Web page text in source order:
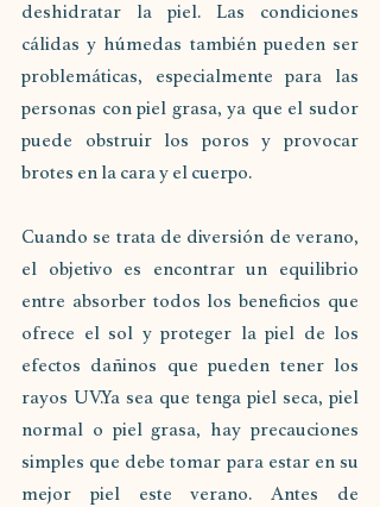
deshidratar la piel. Las condiciones
cálidas y húmedas también pueden ser
problemáticas, especialmente para las
personas con piel grasa, ya que el sudor
puede obstruir los poros y provocar
brotes en la cara y el cuerpo.
Cuando se trata de diversión de verano,
el objetivo es encontrar un equilibrio
entre absorber todos los beneficios que
ofrece el sol y proteger la piel de los
efectos dañinos que pueden tener los
rayos UV.Ya sea que tenga piel seca, piel
normal o piel grasa, hay precauciones
simples que debe tomar para estar en su
mejor piel este verano. Antes de